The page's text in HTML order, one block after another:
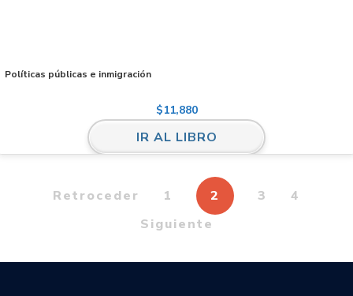
Políticas públicas e inmigración
$11,880
IR AL LIBRO
Retroceder 1 2 3
4
Siguiente